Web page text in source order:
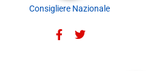
Consigliere Nazionale